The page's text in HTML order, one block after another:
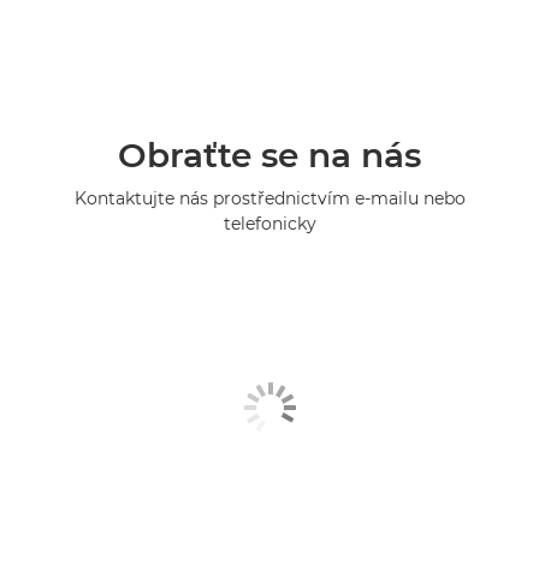
Obraťte se na nás
Kontaktujte nás prostřednictvím e-mailu nebo
telefonicky